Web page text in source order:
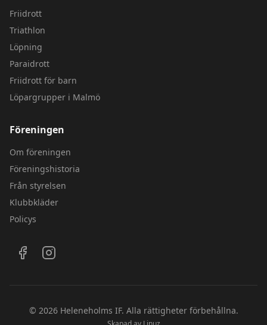
Friidrott
Triathlon
Löpning
Paraidrott
Friidrott för barn
Löpargrupper i Malmö
Föreningen
Om föreningen
Föreningshistoria
Från styrelsen
Klubbkläder
Policys
Följ oss på sociala medier
© 2026Heleneholms IF. Alla rättigheter förbehållna.